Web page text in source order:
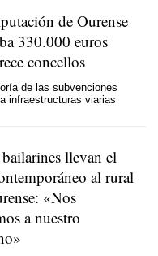
de Ourense
330.000 euros
concellos
de las subvenciones
infraestructuras viarias
llevan el
al rural
«Nos
a nuestro